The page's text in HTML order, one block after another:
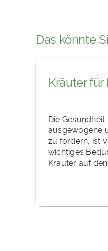
Das könnte
Kräuter
Die
ausgewogene
zu fördern, ist
wichtiges
Kräuter auf